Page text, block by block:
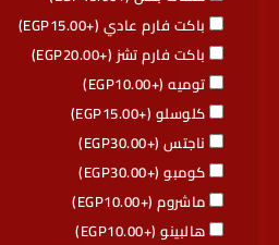
باكت فارم عادي (+
EGP15.00
)
باكت فارم تشز (+
EGP20.00
)
توميه (+
EGP10.00
)
كلوسلو (+
EGP15.00
)
ناجتس (+
EGP30.00
)
كومبو (+
EGP30.00
)
ماشروم (+
EGP10.00
)
هالبينو (+
EGP10.00
)